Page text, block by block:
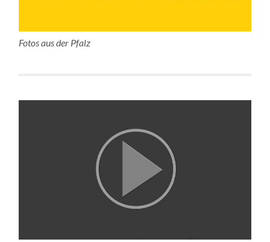
Fotos aus der Pfalz